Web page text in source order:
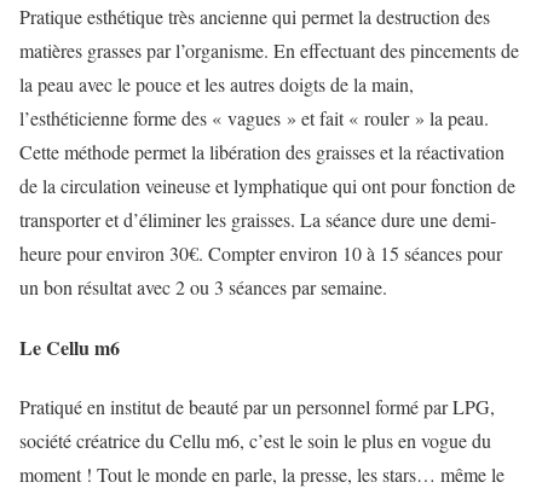
Pratique esthétique très ancienne qui permet la destruction des
matières grasses par l’organisme. En effectuant des pincements de
la peau avec le pouce et les autres doigts de la main,
l’esthéticienne forme des « vagues » et fait « rouler » la peau.
Cette méthode permet la libération des graisses et la réactivation
de la circulation veineuse et lymphatique qui ont pour fonction de
transporter et d’éliminer les graisses. La séance dure une demi-
heure pour environ 30€. Compter environ 10 à 15 séances pour
un bon résultat avec 2 ou 3 séances par semaine.
Le Cellu m6
Pratiqué en institut de beauté par un personnel formé par LPG,
société créatrice du Cellu m6, c’est le soin le plus en vogue du
moment ! Tout le monde en parle, la presse, les stars… même le